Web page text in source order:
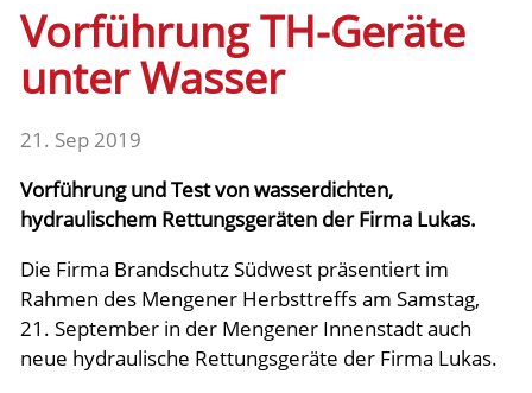
Fachdienste
Fahrzeuge
Einsätze
Jugend
Aktuelles
Vorführung TH-Geräte
unter Wasser
21. Sep 2019
Vorführung und Test von wasserdichten,
hydraulischem Rettungsgeräten der Firma Lukas.
Die Firma Brandschutz Südwest präsentiert im
Rahmen des Mengener Herbsttreffs am Samstag,
21. September in der Mengener Innenstadt auch
neue hydraulische Rettungsgeräte der Firma Lukas.